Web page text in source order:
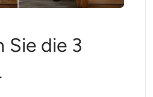
Sie die 3